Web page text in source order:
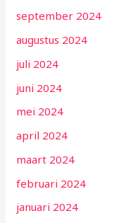
september 2024
augustus 2024
juli 2024
juni 2024
mei 2024
april 2024
maart 2024
februari 2024
januari 2024